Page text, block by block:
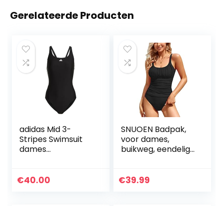
Gerelateerde Producten
adidas Mid 3-
Stripes Swimsuit
dames
€40.00
SNUOEN Badpak,
voor dames,
buikweg, eendelige
monokini,
€39.99